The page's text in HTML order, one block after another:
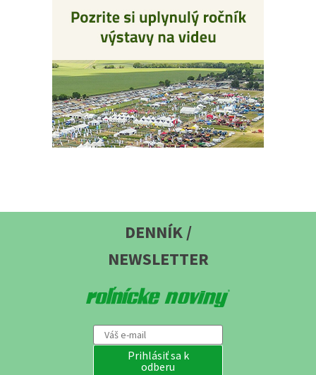
DENNÍK /
NEWSLETTER
Prihlásiť sa k
odberu